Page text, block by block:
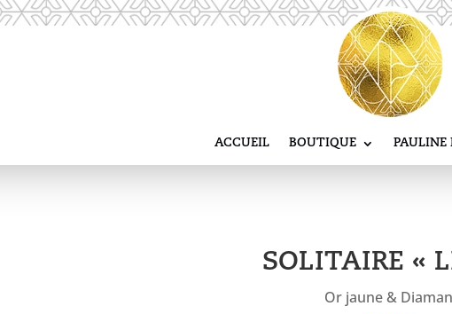
ACCUEIL BOUTIQUE PAULINE
SOLITAIRE «
Or jaune &